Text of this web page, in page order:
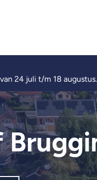
24 juli t/m 18